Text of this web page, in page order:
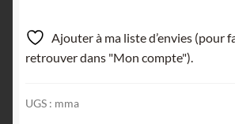
Ajouter à ma liste d’envies (pour
retrouver dans "Mon compte").
UGS : mma